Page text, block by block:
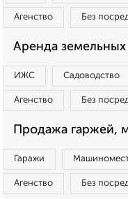
Агенство Без
Аренда земельных
ИЖС Садоводство
Агенство Без
Продажа гаржей,
Гаражи
Агенство Без